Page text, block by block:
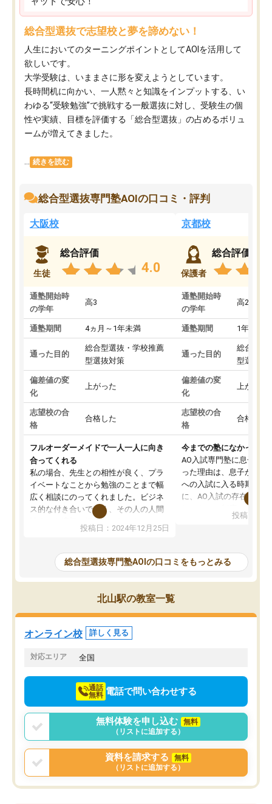
総合型選抜で志望校と夢を諦めない！
人生においてのターニングポイントとしてAOIを活用して
欲しいです。
大学受験は、いままさに形を変えようとしています。
長時間机に向かい、一人黙々と知識をインプットする、い
わゆる“受験勉強”で挑戦する一般選抜に対し、受験生の個
性や実績、目標を評価する「総合型選抜」の占めるボリュ
ームが増えてきました。
続きを読む
総合型選抜専門塾AOIの口コミ・評判
大阪校
生徒
総合評価
4.0
通塾開始時
の学年
高3
通塾期間 4ヵ月～1年未満
通った目的
総合型選抜・学校推薦
型選抜対策
偏差値の変
化
上がった
志望校の合
格
合格した
フルオーダーメイドで一人一人に向き
合ってくれる
私の場合、先生との相性が良く、プラ
イベートなことから勉強のことまで幅
広く相談にのってくれました。ビジネ
ス的な付き合いでなく、その人の人間
性までを適切に把握し、むきあってい
るなぁと強く感じることできました。
と相談すると、他の先生も紹介してく
ださり、客観的なアドバイスもいただ
くことができました（志望理由・自己
PR等の添削において）。そして、なに
より自習室が解放されている点がよか
ったです。友達と好きな時間に自習
し、お互いを高めあえる環境がありま
投稿日：2024年12月25日
京都校
保護者
総合評価
通塾開始時
の学年
高2
通塾期間 1年以上
通った目的
総合型選
型選抜対
偏差値の変
化
上がった
志望校の合
格
合格した
今までの塾になかった
AO入試専門塾に息子を
った理由は、息子が高校
への入試に入る時期に差
に、AO入試の存在を息
たことから、AOIに入塾
で、AO入試を改めて知
それに対しての具体的な
ことでした。更に子供の
けてらっしゃいますので
投稿日：
総合型選抜専門塾AOIの口コミをもっとみる
北山駅の教室一覧
オンライン校 詳しく見る
対応エリア 全国
通話
無料 電話で問い合わせする
無料体験を申し込む
無料
（リストに追加する）
資料を請求する
無料
（リストに追加する）